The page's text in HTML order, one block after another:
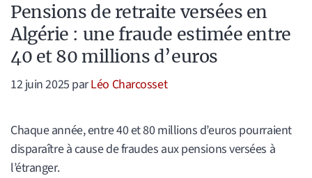
Pensions de retraite versées en
Algérie : une fraude estimée entre
40 et 80 millions d’euros
12 juin 2025 parLéo Charcosset
Chaque année, entre 40 et 80 millions d’euros pourraient
disparaître à cause de fraudes aux pensions versées à
l’étranger.